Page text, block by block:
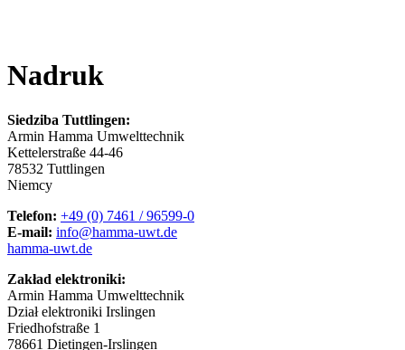
Nadruk
Siedziba Tuttlingen:
Armin Hamma Umwelttechnik
Kettelerstraße 44-46
78532 Tuttlingen
Niemcy
Telefon: +49 (0) 7461 / 96599-0
E-mail: info@hamma-uwt.de
hamma-uwt.de
Zakład elektroniki:
Armin Hamma Umwelttechnik
Dział elektroniki Irslingen
Friedhofstraße 1
78661 Dietingen-Irslingen